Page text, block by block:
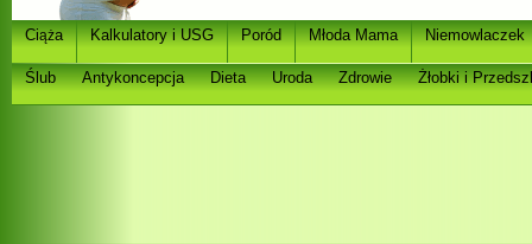
Ciąża Kalkulatory i USG Poród Młoda Mama Niemowlaczek
Ślub Antykoncepcja Dieta Uroda Zdrowie Żłobki i